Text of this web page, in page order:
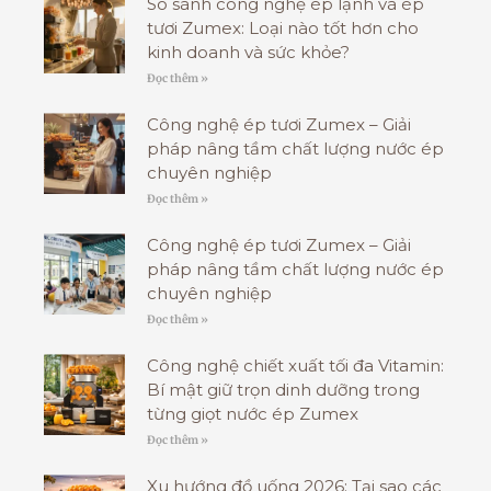
tươi Zumex: Loại nào tốt hơn cho
kinh doanh và sức khỏe?
Đọc thêm »
Công nghệ ép tươi Zumex – Giải
pháp nâng tầm chất lượng nước ép
chuyên nghiệp
Đọc thêm »
Công nghệ ép tươi Zumex – Giải
pháp nâng tầm chất lượng nước ép
chuyên nghiệp
Đọc thêm »
Công nghệ chiết xuất tối đa Vitamin:
Bí mật giữ trọn dinh dưỡng trong
từng giọt nước ép Zumex
Đọc thêm »
Xu hướng đồ uống 2026: Tại sao các